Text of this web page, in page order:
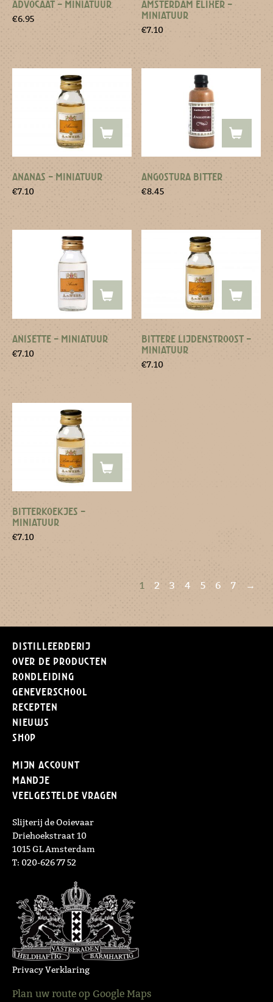
ADVOCAAT – MINIATUUR
€6.95
AMSTERDAM ELIXER –
MINIATUUR
€7.10
ANANAS – MINIATUUR
€7.10
ANGOSTURA BITTER
€8.45
ANISETTE – MINIATUUR
€7.10
BITTERE LIJDENSTROOST –
MINIATUUR
€7.10
BITTERKOEKJES –
MINIATUUR
€7.10
1 2 3 4 5 6 7 →
Distilleerderij
Over de producten
Rondleiding
Geneverschool
Recepten
Nieuws
Shop
Mijn Account
Mandje
Veelgestelde vragen
Slijterij de Ooievaar
Driehoekstraat 10
1015 GL Amsterdam
T: 020-626 77 52
Privacy Verklaring
Plan uw route op Google Maps